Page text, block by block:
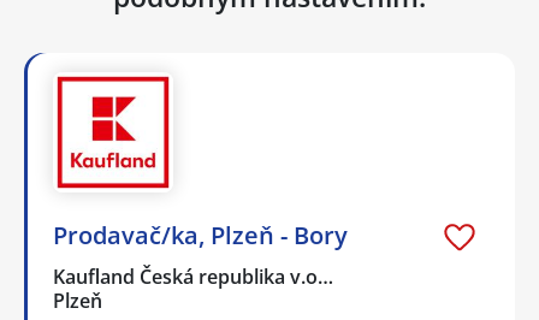
Prodavač/ka, Plzeň - Bory
Kaufland Česká republika v.o…
Plzeň